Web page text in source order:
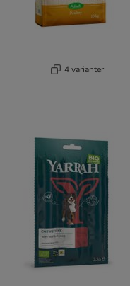
4 varianter